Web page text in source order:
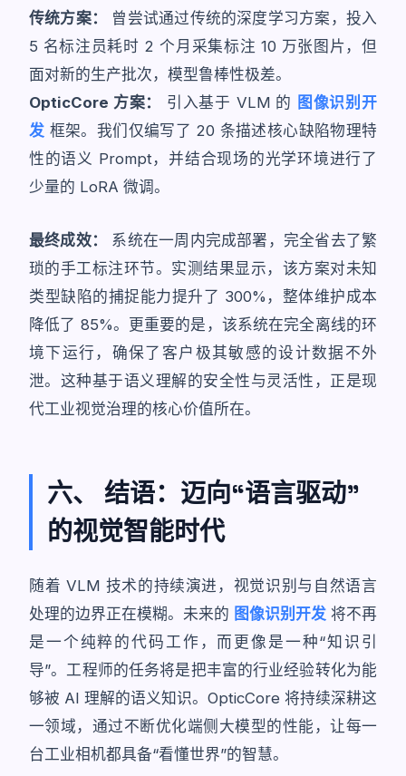
传统方案：
曾尝试通过传统的深度学习方案，投入
5 名标注员耗时 2 个月采集标注 10 万张图片，但
面对新的生产批次，模型鲁棒性极差。
OpticCore 方案：
引入基于 VLM 的 图像识别开
发 框架。我们仅编写了 20 条描述核心缺陷物理特
性的语义 Prompt，并结合现场的光学环境进行了
少量的 LoRA 微调。
最终成效：
系统在一周内完成部署，完全省去了繁
琐的手工标注环节。实测结果显示，该方案对未知
类型缺陷的捕捉能力提升了 300%，整体维护成本
降低了 85%。更重要的是，该系统在完全离线的环
境下运行，确保了客户极其敏感的设计数据不外
泄。这种基于语义理解的安全性与灵活性，正是现
代工业视觉治理的核心价值所在。
六、 结语：迈向“语言驱动”
的视觉智能时代
随着 VLM 技术的持续演进，视觉识别与自然语言
处理的边界正在模糊。未来的 图像识别开发 将不再
是一个纯粹的代码工作，而更像是一种“知识引
导”。工程师的任务将是把丰富的行业经验转化为能
够被 AI 理解的语义知识。OpticCore 将持续深耕这
一领域，通过不断优化端侧大模型的性能，让每一
台工业相机都具备“看懂世界”的智慧。